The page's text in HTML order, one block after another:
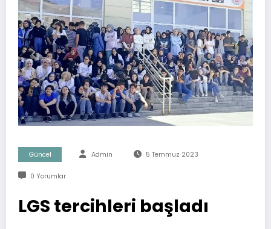
Güncel Admin 5 Temmuz 2023
0 Yorumlar
LGS tercihleri başladı